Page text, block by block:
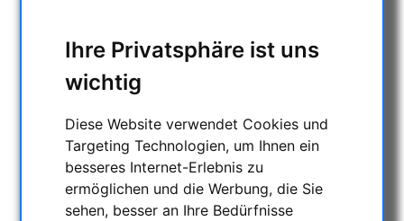
Ihre Privatsphäre ist uns
wichtig
Diese Website verwendet Cookies und
Targeting Technologien, um Ihnen ein
besseres Internet-Erlebnis zu
ermöglichen und die Werbung, die Sie
sehen, besser an Ihre Bedürfnisse
KATEGORIEN
NACHTSICHTGERÄTE , WÄRMEKAMERAS &
ENTFERNUNGSMESSER
AKTUELLE ANGEBOTE
ASTROPROFESSIONAL TELESCOPES